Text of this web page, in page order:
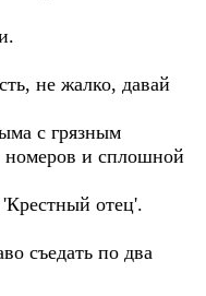
не жалко, давай
с грязным
номеров и сплошной
отец'.
съедать по два